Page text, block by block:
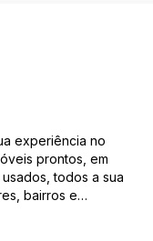
experiência no
prontos, em
todos a sua
bairros e